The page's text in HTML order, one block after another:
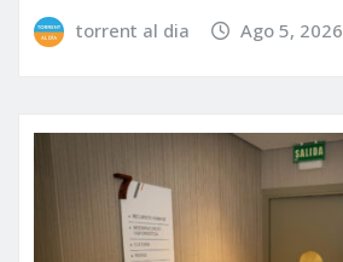
torrent al dia Ago 5, 2026